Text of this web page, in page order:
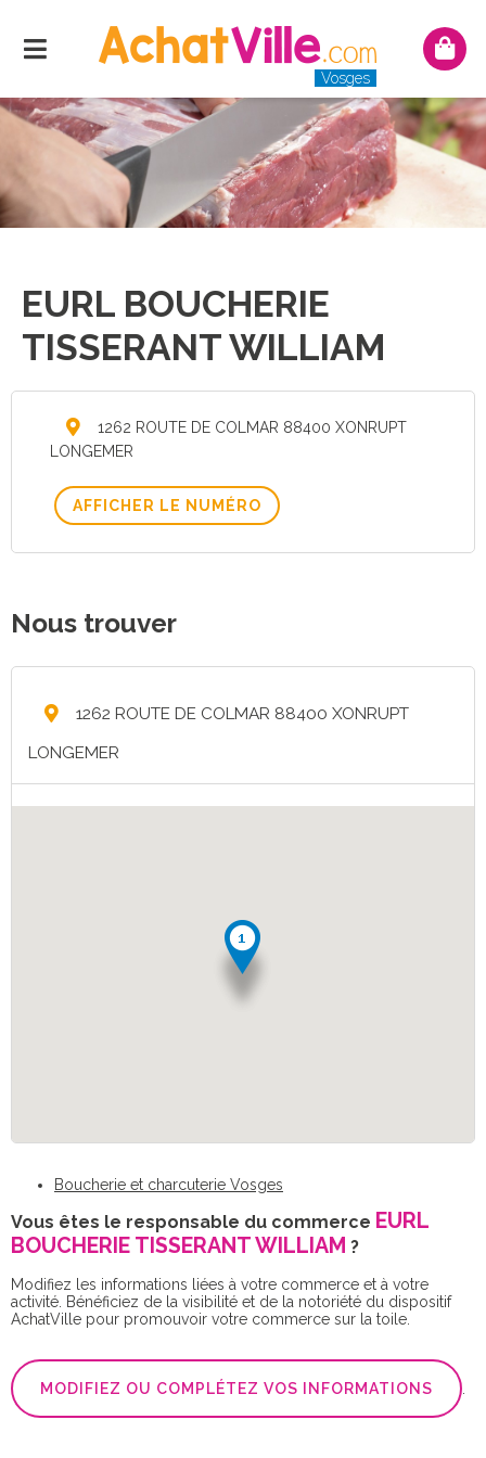
Menu
Vosges
Mon
EURL BOUCHERIE
TISSERANT WILLIAM
1262 ROUTE DE COLMAR 88400 XONRUPT
LONGEMER
AFFICHER LE NUMÉRO
Nous trouver
1262 ROUTE DE COLMAR 88400 XONRUPT
LONGEMER
Boucherie et charcuterie Vosges
Vous êtes le responsable du commerce EURL
BOUCHERIE TISSERANT WILLIAM ?
Modifiez les informations liées à votre commerce et à votre
activité. Bénéficiez de la visibilité et de la notoriété du dispositif
AchatVille pour promouvoir votre commerce sur la toile.
MODIFIEZ OU COMPLÉTEZ VOS INFORMATIONS